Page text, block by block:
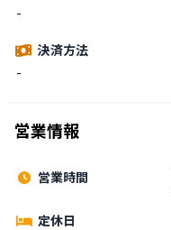
-
決済方法
-
営業情報
営業時間
定休日